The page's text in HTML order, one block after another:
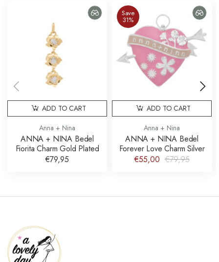
Anna + Nina
ANNA + NINA Bedel
Fiorita Charm Gold Plated
€79,95
ADD TO CART
Save
31%
Anna + Nina
ANNA + NINA Bedel
Forever Love Charm Silver
€55,00 €79,95
ADD TO CART